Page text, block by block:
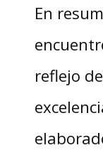
En
reflejo